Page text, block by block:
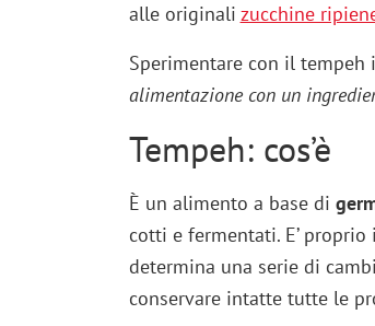
alle originali zucchine
Sperimentare con il tempeh
alimentazione con un
Tempeh: cos’è
È un alimento a base di
cotti e fermentati. E’
determina una serie di
conservare intatte tutte le